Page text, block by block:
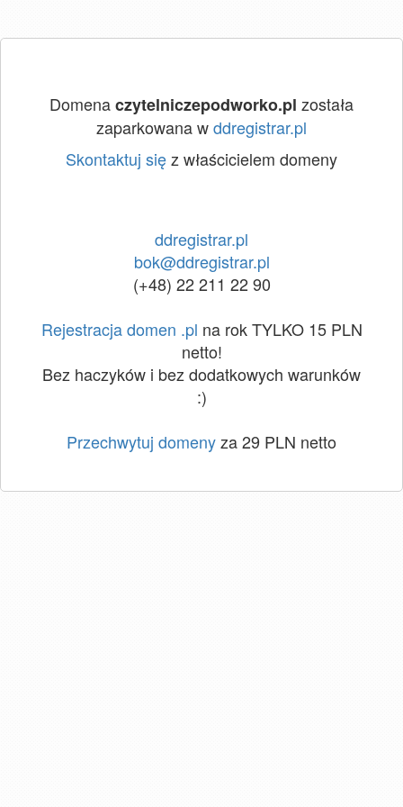
Domenaczytelniczepodworko.pl została
zaparkowana wddregistrar.pl
Skontaktuj sięz właścicielem domeny
ddregistrar.pl
bok@ddregistrar.pl
(+48) 22 211 22 90
Rejestracja domen .pl na rok TYLKO 15 PLN
netto!
Bez haczyków i bez dodatkowych warunków
:)
Przechwytuj domenyza 29 PLN netto